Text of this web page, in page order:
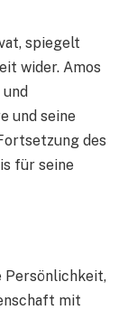
spiegelt
wider. Amos
und seine
des
für seine
Persönlichkeit,
mit